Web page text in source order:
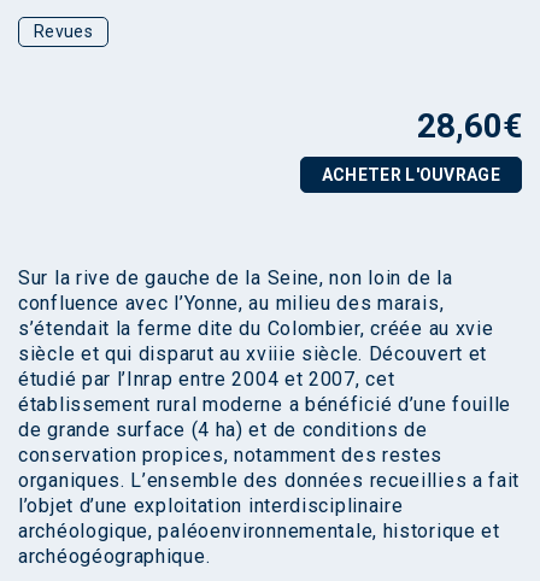
Revues
28,60€
ACHETER L'OUVRAGE
Sur la rive de gauche de la Seine, non loin de la
confluence avec l’Yonne, au milieu des marais,
s’étendait la ferme dite du Colombier, créée au xvie
siècle et qui disparut au xviiie siècle. Découvert et
étudié par l’Inrap entre 2004 et 2007, cet
établissement rural moderne a bénéficié d’une fouille
de grande surface (4 ha) et de conditions de
conservation propices, notamment des restes
organiques. L’ensemble des données recueillies a fait
l’objet d’une exploitation interdisciplinaire
archéologique, paléoenvironnementale, historique et
archéogéographique.